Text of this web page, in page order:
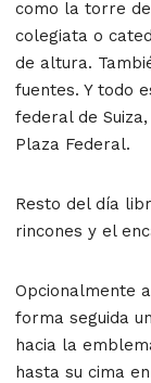
como la torre
colegiata o
de altura.
fuentes. Y todo
federal de
Plaza Federal.
Resto del día
rincones y el
Opcionalmente
forma seguida
hacia la
hasta su cima